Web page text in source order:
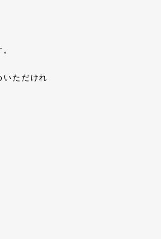
ただけれ